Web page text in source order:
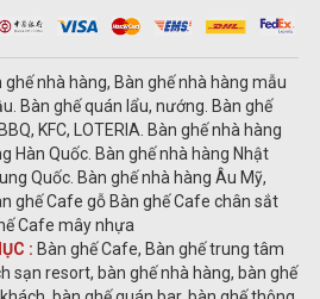
ghế nhà hàng, Bàn ghế nhà hàng mẫu
Bàn ghế quán lẩu, nướng. Bàn ghế
KFC, LOTERIA. Bàn ghế nhà hàng
Hàn Quốc. Bàn ghế nhà hàng Nhật
Quốc. Bàn ghế nhà hàng Âu Mỹ,
ghế Cafe gỗ Bàn ghế Cafe chân sắt
Cafe mây nhựa
: Bàn ghế Cafe, Bàn ghế trung tâm
sạn resort, bàn ghế nhà hàng, bàn ghế